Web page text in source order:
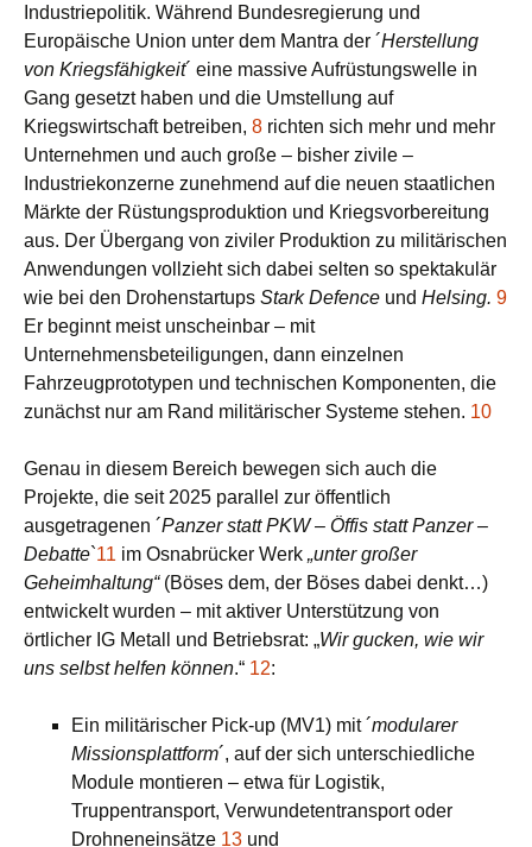
Industriepolitik. Während Bundesregierung und
Europäische Union unter dem Mantra der ´Herstellung
von Kriegsfähigkeit´ eine massive Aufrüstungswelle in
Gang gesetzt haben und die Umstellung auf
Kriegswirtschaft betreiben, 8 richten sich mehr und mehr
Unternehmen und auch große – bisher zivile –
Industriekonzerne zunehmend auf die neuen staatlichen
Märkte der Rüstungsproduktion und Kriegsvorbereitung
aus. Der Übergang von ziviler Produktion zu militärischen
Anwendungen vollzieht sich dabei selten so spektakulär
wie bei den Drohenstartups Stark Defence und Helsing. 9
Er beginnt meist unscheinbar – mit
Unternehmensbeteiligungen, dann einzelnen
Fahrzeugprototypen und technischen Komponenten, die
zunächst nur am Rand militärischer Systeme stehen. 10
Genau in diesem Bereich bewegen sich auch die
Projekte, die seit 2025 parallel zur öffentlich
ausgetragenen ´Panzer statt PKW – Öffis statt Panzer –
Debatte`11 im Osnabrücker Werk „unter großer
Geheimhaltung“(Böses dem, der Böses dabei denkt…)
entwickelt wurden – mit aktiver Unterstützung von
örtlicher IG Metall und Betriebsrat: „Wir gucken, wie wir
uns selbst helfen können.“ 12:
Ein militärischer Pick-up (MV1) mit ´modularer
Missionsplattform´, auf der sich unterschiedliche
Module montieren – etwa für Logistik,
Truppentransport, Verwundetentransport oder
Drohneneinsätze 13 und